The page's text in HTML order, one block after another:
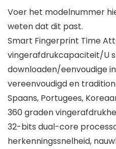
Voer het modelnummer
weten dat dit past.
Smart Fingerprint Time
vingerafdrukcapaciteit/U
downloaden/eenvoudige
vereenvoudigd en
Spaans, Portugees,
360 graden
32-bits dual-core
herkenningssnelheid,